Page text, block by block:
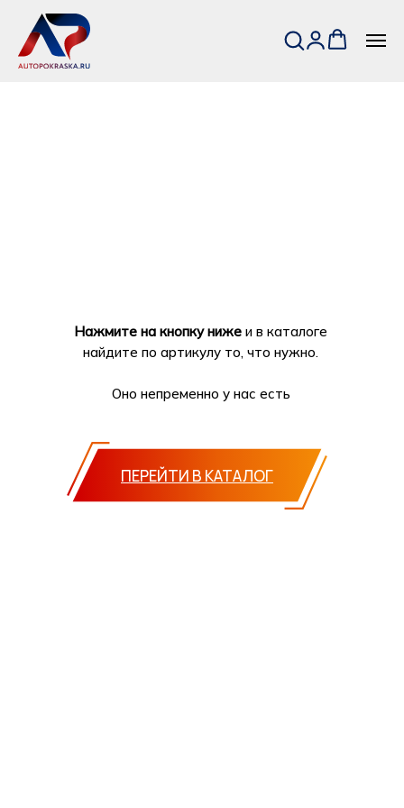
ПЕРЕЙТИ В КАТАЛОГ
Нажмите на кнопку ниже и в каталоге
найдите по артикулу то, что нужно.
Оно непременно у нас есть